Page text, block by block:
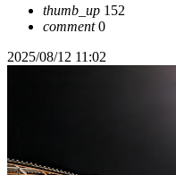
thumb_up 152
comment0
2025/08/12 11:02